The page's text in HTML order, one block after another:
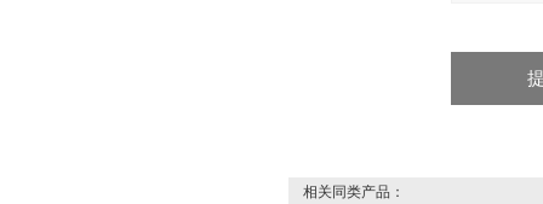
相关同类产品：